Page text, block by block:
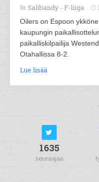
Salibandy - F-liiga
Oilers on Espoon
kaupungin
paikalliskilpailija
Otahallissa 8-2.
Lue lisää
1635
seuraajaa